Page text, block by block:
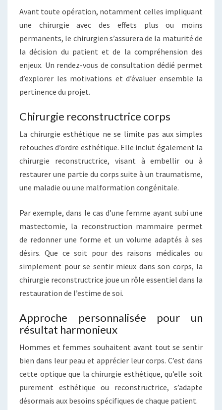
Avant toute opération, notamment celles impliquant
une chirurgie avec des effets plus ou moins
permanents, le chirurgien s’assurera de la maturité de
la décision du patient et de la compréhension des
enjeux. Un rendez-vous de consultation dédié permet
d’explorer les motivations et d’évaluer ensemble la
pertinence du projet.
Chirurgie reconstructrice corps
La chirurgie esthétique ne se limite pas aux simples
retouches d’ordre esthétique. Elle inclut également la
chirurgie reconstructrice, visant à embellir ou à
restaurer une partie du corps suite à un traumatisme,
une maladie ou une malformation congénitale.
Par exemple, dans le cas d’une femme ayant subi une
mastectomie, la reconstruction mammaire permet
de redonner une forme et un volume adaptés à ses
désirs. Que ce soit pour des raisons médicales ou
simplement pour se sentir mieux dans son corps, la
chirurgie reconstructrice joue un rôle essentiel dans la
restauration de l’estime de soi.
Approche personnalisée pour un
résultat harmonieux
Hommes et femmes souhaitent avant tout se sentir
bien dans leur peau et apprécier leur corps. C’est dans
cette optique que la chirurgie esthétique, qu’elle soit
purement esthétique ou reconstructrice, s’adapte
désormais aux besoins spécifiques de chaque patient.